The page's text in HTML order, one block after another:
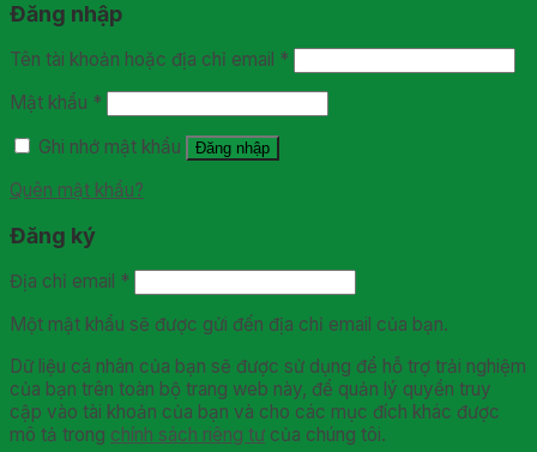
Đăng nhập
Tên tài khoản hoặc địa chỉ email *
Mật khẩu *
Ghi nhớ mật khẩu
Đăng nhập
Quên mật khẩu?
Đăng ký
Địa chỉ email *
Một mật khẩu sẽ được gửi đến địa chỉ email của bạn.
Dữ liệu cá nhân của bạn sẽ được sử dụng để hỗ trợ trải nghiệm
của bạn trên toàn bộ trang web này, để quản lý quyền truy
cập vào tài khoản của bạn và cho các mục đích khác được
mô tả trong chính sách riêng tư của chúng tôi.